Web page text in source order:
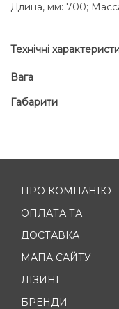
Длина, мм: 700;
Технічні
Вага
Габарити
ПРО КОМПАНІЮ
ОПЛАТА ТА
ДОСТАВКА
МАПА САЙТУ
ЛІЗИНГ
БРЕНДИ